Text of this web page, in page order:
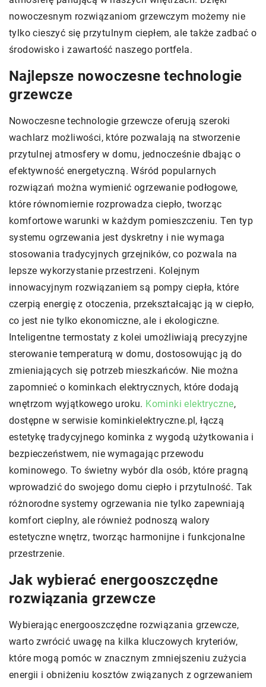
nowoczesnym rozwiązaniom grzewczym możemy nie
tylko cieszyć się przytulnym ciepłem, ale także zadbać o
środowisko i zawartość naszego portfela.
Najlepsze nowoczesne technologie
grzewcze
Nowoczesne technologie grzewcze oferują szeroki
wachlarz możliwości, które pozwalają na stworzenie
przytulnej atmosfery w domu, jednocześnie dbając o
efektywność energetyczną. Wśród popularnych
rozwiązań można wymienić ogrzewanie podłogowe,
które równomiernie rozprowadza ciepło, tworząc
komfortowe warunki w każdym pomieszczeniu. Ten typ
systemu ogrzewania jest dyskretny i nie wymaga
stosowania tradycyjnych grzejników, co pozwala na
lepsze wykorzystanie przestrzeni. Kolejnym
innowacyjnym rozwiązaniem są pompy ciepła, które
czerpią energię z otoczenia, przekształcając ją w ciepło,
co jest nie tylko ekonomiczne, ale i ekologiczne.
Inteligentne termostaty z kolei umożliwiają precyzyjne
sterowanie temperaturą w domu, dostosowując ją do
zmieniających się potrzeb mieszkańców. Nie można
zapomnieć o kominkach elektrycznych, które dodają
wnętrzom wyjątkowego uroku. Kominki elektryczne,
dostępne w serwisie kominkielektryczne.pl, łączą
estetykę tradycyjnego kominka z wygodą użytkowania i
bezpieczeństwem, nie wymagając przewodu
kominowego. To świetny wybór dla osób, które pragną
wprowadzić do swojego domu ciepło i przytulność. Tak
różnorodne systemy ogrzewania nie tylko zapewniają
komfort cieplny, ale również podnoszą walory
estetyczne wnętrz, tworząc harmonijne i funkcjonalne
przestrzenie.
Jak wybierać energooszczędne
rozwiązania grzewcze
Wybierając energooszczędne rozwiązania grzewcze,
warto zwrócić uwagę na kilka kluczowych kryteriów,
które mogą pomóc w znacznym zmniejszeniu zużycia
energii i obniżeniu kosztów związanych z ogrzewaniem